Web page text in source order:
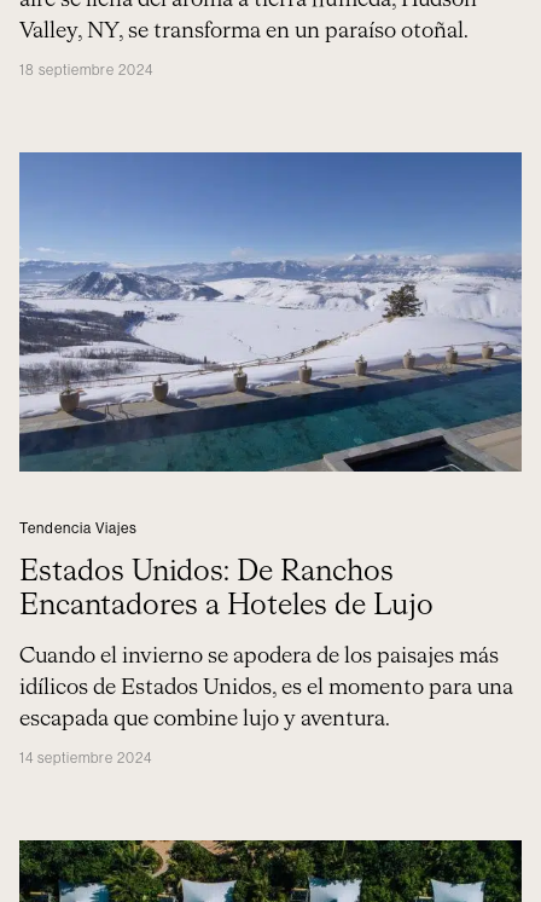
Valley, NY, se transforma en un paraíso otoñal.
18 septiembre 2024
Tendencia Viajes
Estados Unidos: De Ranchos
Encantadores a Hoteles de Lujo
Cuando el invierno se apodera de los paisajes más
idílicos de Estados Unidos, es el momento para una
escapada que combine lujo y aventura.
14 septiembre 2024